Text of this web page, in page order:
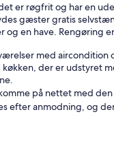
er røgfrit og har en
gæster gratis
og en have. Rengøring
med
der er udstyret
på nettet med
efter anmodning, og